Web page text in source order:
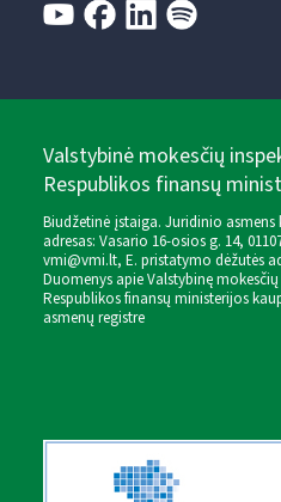
Valstybinė mokesčių
Respublikos finansų
Biudžetinė įstaiga. Juridinio asmens
adresas: Vasario 16-osios g. 14,
vmi@vmi.lt, E. pristatymo dėžutės
Duomenys apie Valstybinę
Respublikos finansų ministerijos
asmenų registre